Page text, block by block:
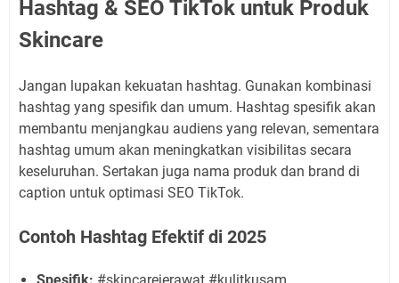
Hashtag & SEO TikTok untuk Produk
Skincare
Jangan lupakan kekuatan hashtag. Gunakan kombinasi
hashtag yang spesifik dan umum. Hashtag spesifik akan
membantu menjangkau audiens yang relevan, sementara
hashtag umum akan meningkatkan visibilitas secara
keseluruhan. Sertakan juga nama produk dan brand di
caption untuk optimasi SEO TikTok.
Contoh Hashtag Efektif di 2025